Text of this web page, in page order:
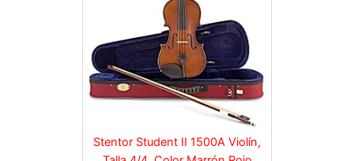
Stentor Student II 1500A Violín,